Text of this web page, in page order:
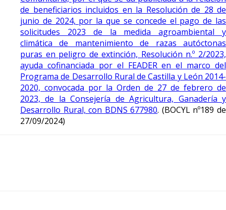
de beneficiarios incluidos en la Resolución de 28 de
junio de 2024, por la que se concede el pago de las
solicitudes 2023 de la medida agroambiental y
climática de mantenimiento de razas autóctonas
puras en peligro de extinción, Resolución n.º 2/2023,
ayuda cofinanciada por el FEADER en el marco del
Programa de Desarrollo Rural de Castilla y León 2014-
2020, convocada por la Orden de 27 de febrero de
2023, de la Consejería de Agricultura, Ganadería y
Desarrollo Rural, con BDNS 677980. (BOCYL nº189 de
27/09/2024)